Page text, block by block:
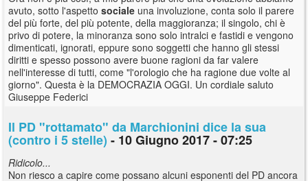
avuto, sotto l'aspetto sociale una involuzione, conta solo il parere
del più forte, del più potente, della maggioranza; il singolo, chi è
privo di potere, la minoranza sono solo intralci e fastidi e vengono
dimenticati, ignorati, eppure sono soggetti che hanno gli stessi
diritti e spesso possono avere buone ragioni da far valere
nell'interesse di tutti, come "l'orologio che ha ragione due volte al
giorno". Questa è la DEMOCRAZIA OGGI. Un cordiale saluto
Giuseppe Federici
Il PD "rottamato" da Marchionini dice la sua
(contro i 5 stelle) - 10 Giugno 2017 - 07:25
Ridicolo...
Non riesco a capire come possano alcuni esponenti del PD ancora